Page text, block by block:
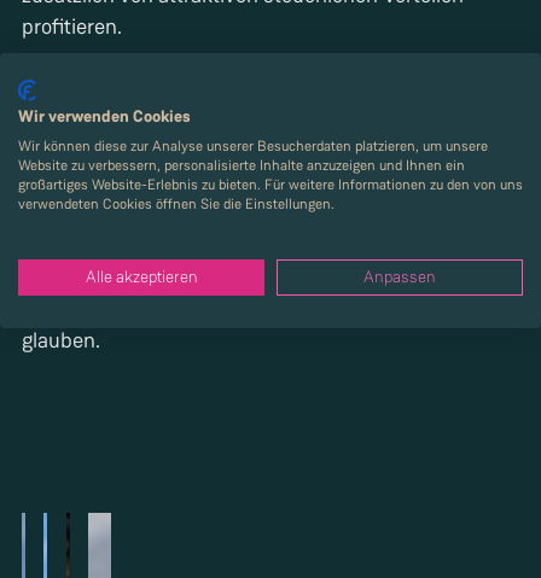
profitieren.
Urban Alb zeigt, dass Lebensqualität, Design und
Nachhaltigkeit zusammengehören – und dass Bauen
heute mehr bedeutet, als Wohnraum zu schaffen.
Es bedeutet, Orte zu gestalten, an denen Menschen
Hier wächst etwas, das bleibt – für Familien, Paare,
Wir verwenden Cookies
Wir können diese zur Analyse unserer Besucherdaten platzieren, um unsere
Website zu verbessern, personalisierte Inhalte anzuzeigen und Ihnen ein
großartiges Website-Erlebnis zu bieten. Für weitere Informationen zu den von uns
verwendeten Cookies öffnen Sie die Einstellungen.
Alle akzeptieren Anpassen